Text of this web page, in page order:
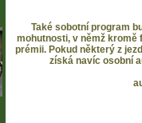
Také sobotní program
mohutnosti, v němž kromě
prémii. Pokud některý z
získá navíc osobní